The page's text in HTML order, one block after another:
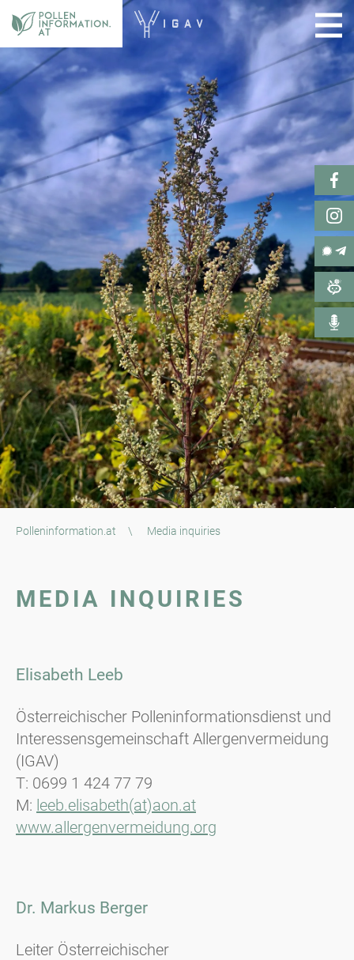
Polleninformation.at \ Media inquiries
MEDIA INQUIRIES
Elisabeth Leeb
Österreichischer Polleninformationsdienst und
Interessensgemeinschaft Allergenvermeidung
(IGAV)
T: 0699 1 424 77 79
M: leeb.elisabeth(at)aon.at
www.allergenvermeidung.org
Dr. Markus Berger
Leiter Österreichischer